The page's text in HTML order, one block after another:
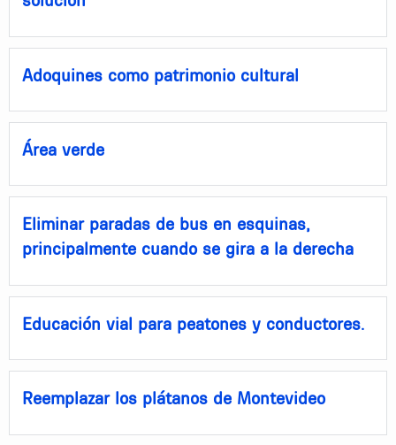
Adoquines como patrimonio cultural
Área verde
Eliminar paradas de bus en esquinas,
principalmente cuando se gira a la derecha
Educación vial para peatones y conductores.
Reemplazar los plátanos de Montevideo